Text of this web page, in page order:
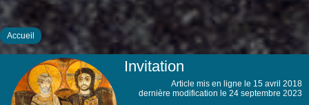
Accueil
Invitation
Article mis en ligne le 15 avril 2018
dernière modification le 24 septembre 2023